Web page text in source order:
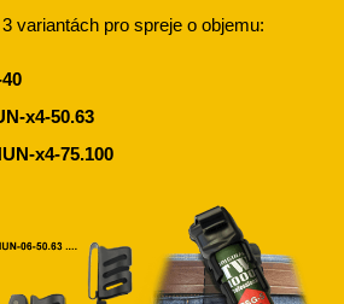
variantách pro spreje o objemu:
x4-50.63
x4-75.100